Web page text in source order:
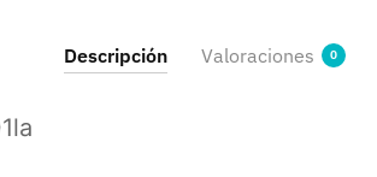
Descripción Valoraciones 0